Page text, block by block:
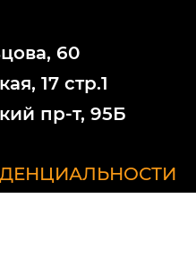
60
17 стр.1
пр-т, 95Б